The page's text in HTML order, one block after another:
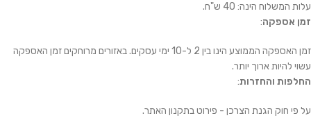
עלות המשלוח הינה: 40 ש"ח.
זמן אספקה:
זמן האספקה הממוצע הינו בין 2 ל-10 ימי עסקים. באזורים מרוחקים זמן האספקה
עשוי להיות ארוך יותר.
החלפות והחזרות:
על פי חוק הגנת הצרכן - פירוט בתקנון האתר.